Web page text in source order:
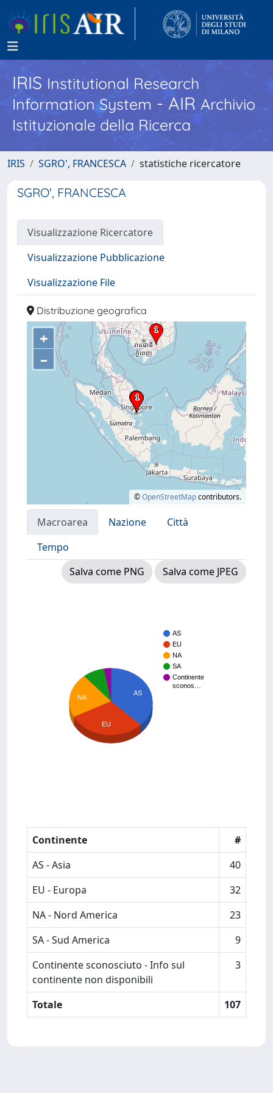
IRISInstitutional Research
Information System - AIR Archivio
Istituzionale della Ricerca
IRIS SGRO', FRANCESCA statistiche ricercatore
SGRO', FRANCESCA
Visualizzazione Ricercatore
Visualizzazione Pubblicazione
Visualizzazione File
Distribuzione geografica
+
–
©OpenStreetMapcontributors.
Macroarea Nazione
Città
Tempo
Salva come PNG
Salva come JPEG
AS
EU
NA
SA
Continente
sconos…
AS
NA
EU
Continente
#
AS - Asia
40
EU - Europa
32
NA - Nord America
23
SA - Sud America
9
Continente sconosciuto - Info sul
continente non disponibili
3
Totale 107